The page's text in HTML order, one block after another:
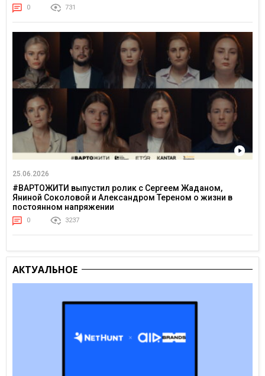
0 731
25.06.2026
#ВАРТОЖИТИ выпустил ролик с Сергеем Жаданом,
Яниной Соколовой и Александром Тереном о жизни в
постоянном напряжении
0 3237
АКТУАЛЬНОЕ